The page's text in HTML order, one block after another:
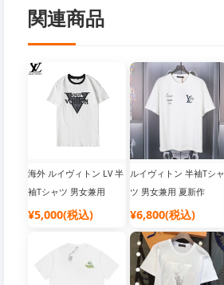
関連商品
海外 ルイヴィトン LV 半
袖Tシャツ 男女兼用
¥5,000(税込)
ルイヴィトン 半袖Tシャ
ツ 男女兼用 夏新作
¥6,800(税込)